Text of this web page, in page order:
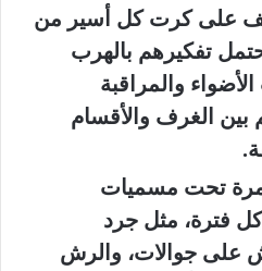
على كرت كل أسير من
تفكيرهم بالهرب
والمراقبة
بين الغرف والأقسام
تحت مسميات
فترة، مثل جرد
على جوالات، والرش